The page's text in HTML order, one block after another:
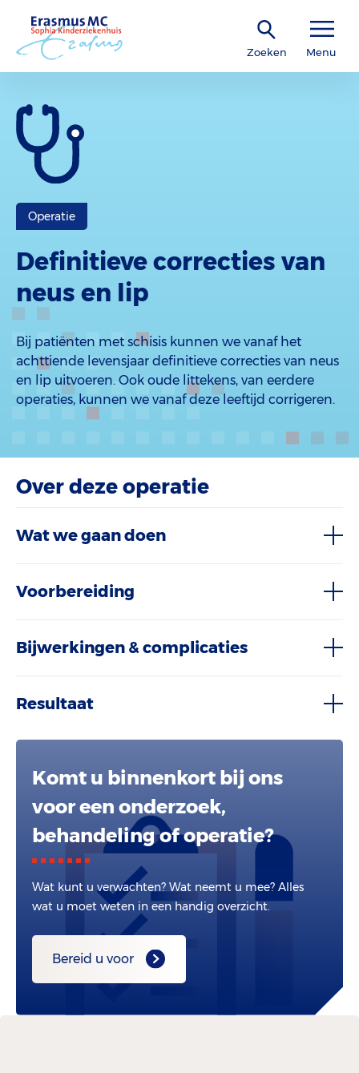
Zoeken Menu
Operatie
Definitieve correcties van
neus en lip
Bij patiënten met schisis kunnen we vanaf het
achttiende levensjaar definitieve correcties van neus
en lip uitvoeren. Ook oude littekens, van eerdere
operaties, kunnen we vanaf deze leeftijd corrigeren.
Over deze operatie
Wat we gaan doen
Voorbereiding
Bijwerkingen & complicaties
Resultaat
Komt u binnenkort bij ons
voor een onderzoek,
behandeling of operatie?
Wat kunt u verwachten? Wat neemt u mee? Alles
wat u moet weten in een handig overzicht.
Bereid u voor